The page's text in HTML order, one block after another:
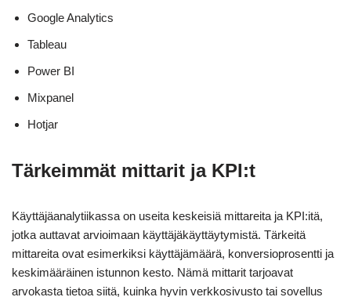
Google Analytics
Tableau
Power BI
Mixpanel
Hotjar
Tärkeimmät mittarit ja KPI:t
Käyttäjäanalytiikassa on useita keskeisiä mittareita ja KPI:itä,
jotka auttavat arvioimaan käyttäjäkäyttäytymistä. Tärkeitä
mittareita ovat esimerkiksi käyttäjämäärä, konversioprosentti ja
keskimääräinen istunnon kesto. Nämä mittarit tarjoavat
arvokasta tietoa siitä, kuinka hyvin verkkosivusto tai sovellus